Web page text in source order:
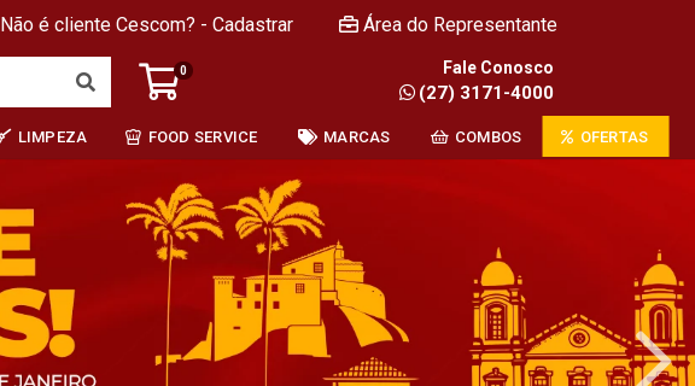
Não é cliente Cescom? - Cadastrar Área do Representante
0 Fale Conosco
(27) 3171-4000
LIMPEZA FOOD SERVICE MARCAS COMBOS OFERTAS